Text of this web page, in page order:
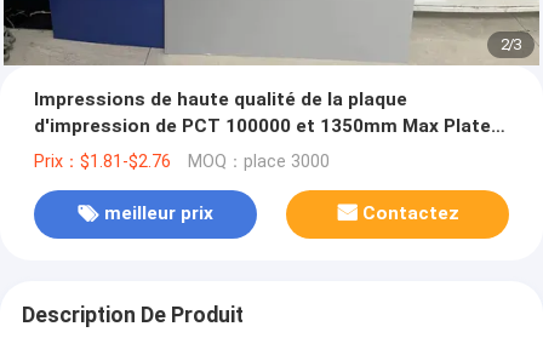
2/3
Impressions de haute qualité de la plaque
d'impression de PCT 100000 et 1350mm Max Plate
Width
Prix：$1.81-$2.76 MOQ：place 3000
meilleur prix Contactez
Description De Produit